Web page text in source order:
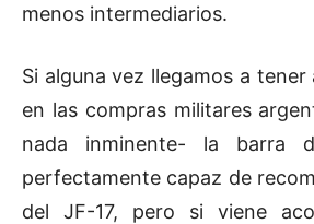
menos intermediarios.
Si alguna vez llegamos a tener
en las compras militares
nada inminente- la barra
perfectamente capaz de
del JF-17, pero si viene